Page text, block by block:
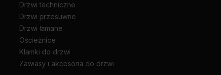
Drzwi techniczne
Drzwi przesuwne
Drzwi łamane
Ościeżnice
Klamki do drzwi
Zawiasy i akcesoria do drzwi